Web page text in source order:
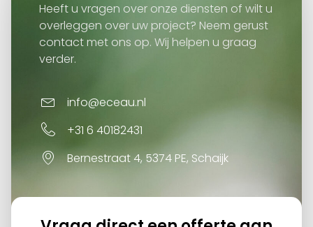
Heeft u vragen over onze diensten of wilt u
overleggen over uw project? Neem gerust
contact met ons op. Wij helpen u graag
verder.
info@eceau.nl
+31 6 40182431
Bernestraat 4, 5374 PE, Schaijk